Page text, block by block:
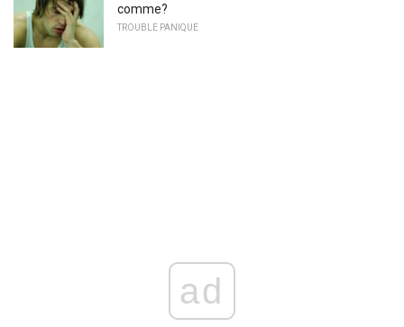
comme?
TROUBLE PANIQUE
ad